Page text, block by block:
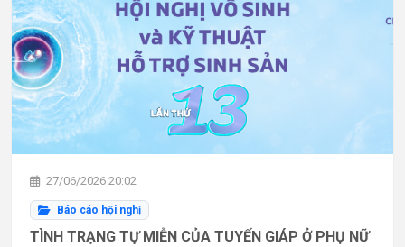
27/06/2026 20:02
Báo cáo hội nghị
TÌNH TRẠNG TỰ MIỄN CỦA TUYẾN GIÁP Ở PHỤ NỮ